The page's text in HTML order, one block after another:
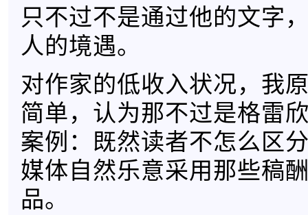
只不过不是通过他的文字
人的境遇。
对作家的低收入状况，我
简单，认为那不过是格雷
案例：既然读者不怎么区
媒体自然乐意采用那些稿
品。